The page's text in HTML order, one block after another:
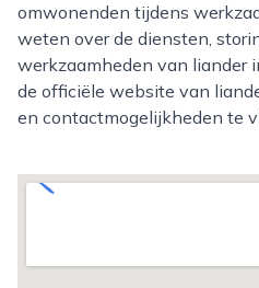
omwonenden tijdens
weten over de diensten,
werkzaamheden van liander
de officiële website van
en contactmogelijkheden te